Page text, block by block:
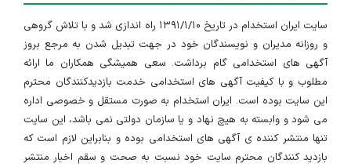
سایت ایران استخدام در تاریخ ۱۳۹۱/۱/۱۰ راه اندازی شد و با تلاش گروهی
و روزانه مدیران و نویسندگان خود در جهت تبدیل شدن به مرجع بروز
آگهی های استخدامی گام برداشت. سعی همیشگی همکاران ما ارائه
مطلوب و با کیفیت آگهی های استخدامی خدمت بازدیدکنندگان محترم
این سایت بوده است. ایران استخدام به صورت مستقل و خصوصی اداره
می شود و وابسته به هیچ نهاد و یا سازمان دولتی نمی باشد، این سایت
تنها منتشر کننده ی آگهی های استخدامی بوده و بنابراین لازم است که
بازدید کنندگان محترم سایت خود نسبت به صحت و سقم اخبار منتشر